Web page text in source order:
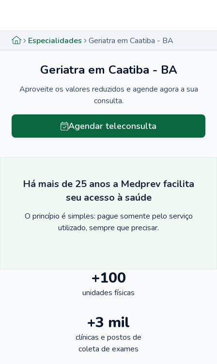
Especialidades Geriatra em Caatiba - BA
Geriatra em Caatiba - BA
Aproveite os valores reduzidos e agende agora a sua
consulta.
Agendar teleconsulta
Há mais de 25 anos a Medprev facilita
seu acesso à saúde
O princípio é simples: pague somente pelo serviço
utilizado, sempre que precisar.
+100
unidades físicas
+3 mil
clínicas e postos de
coleta de exames